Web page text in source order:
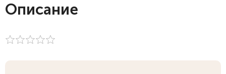
Описание